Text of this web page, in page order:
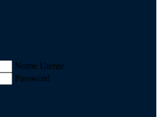
Nome Utente
Password